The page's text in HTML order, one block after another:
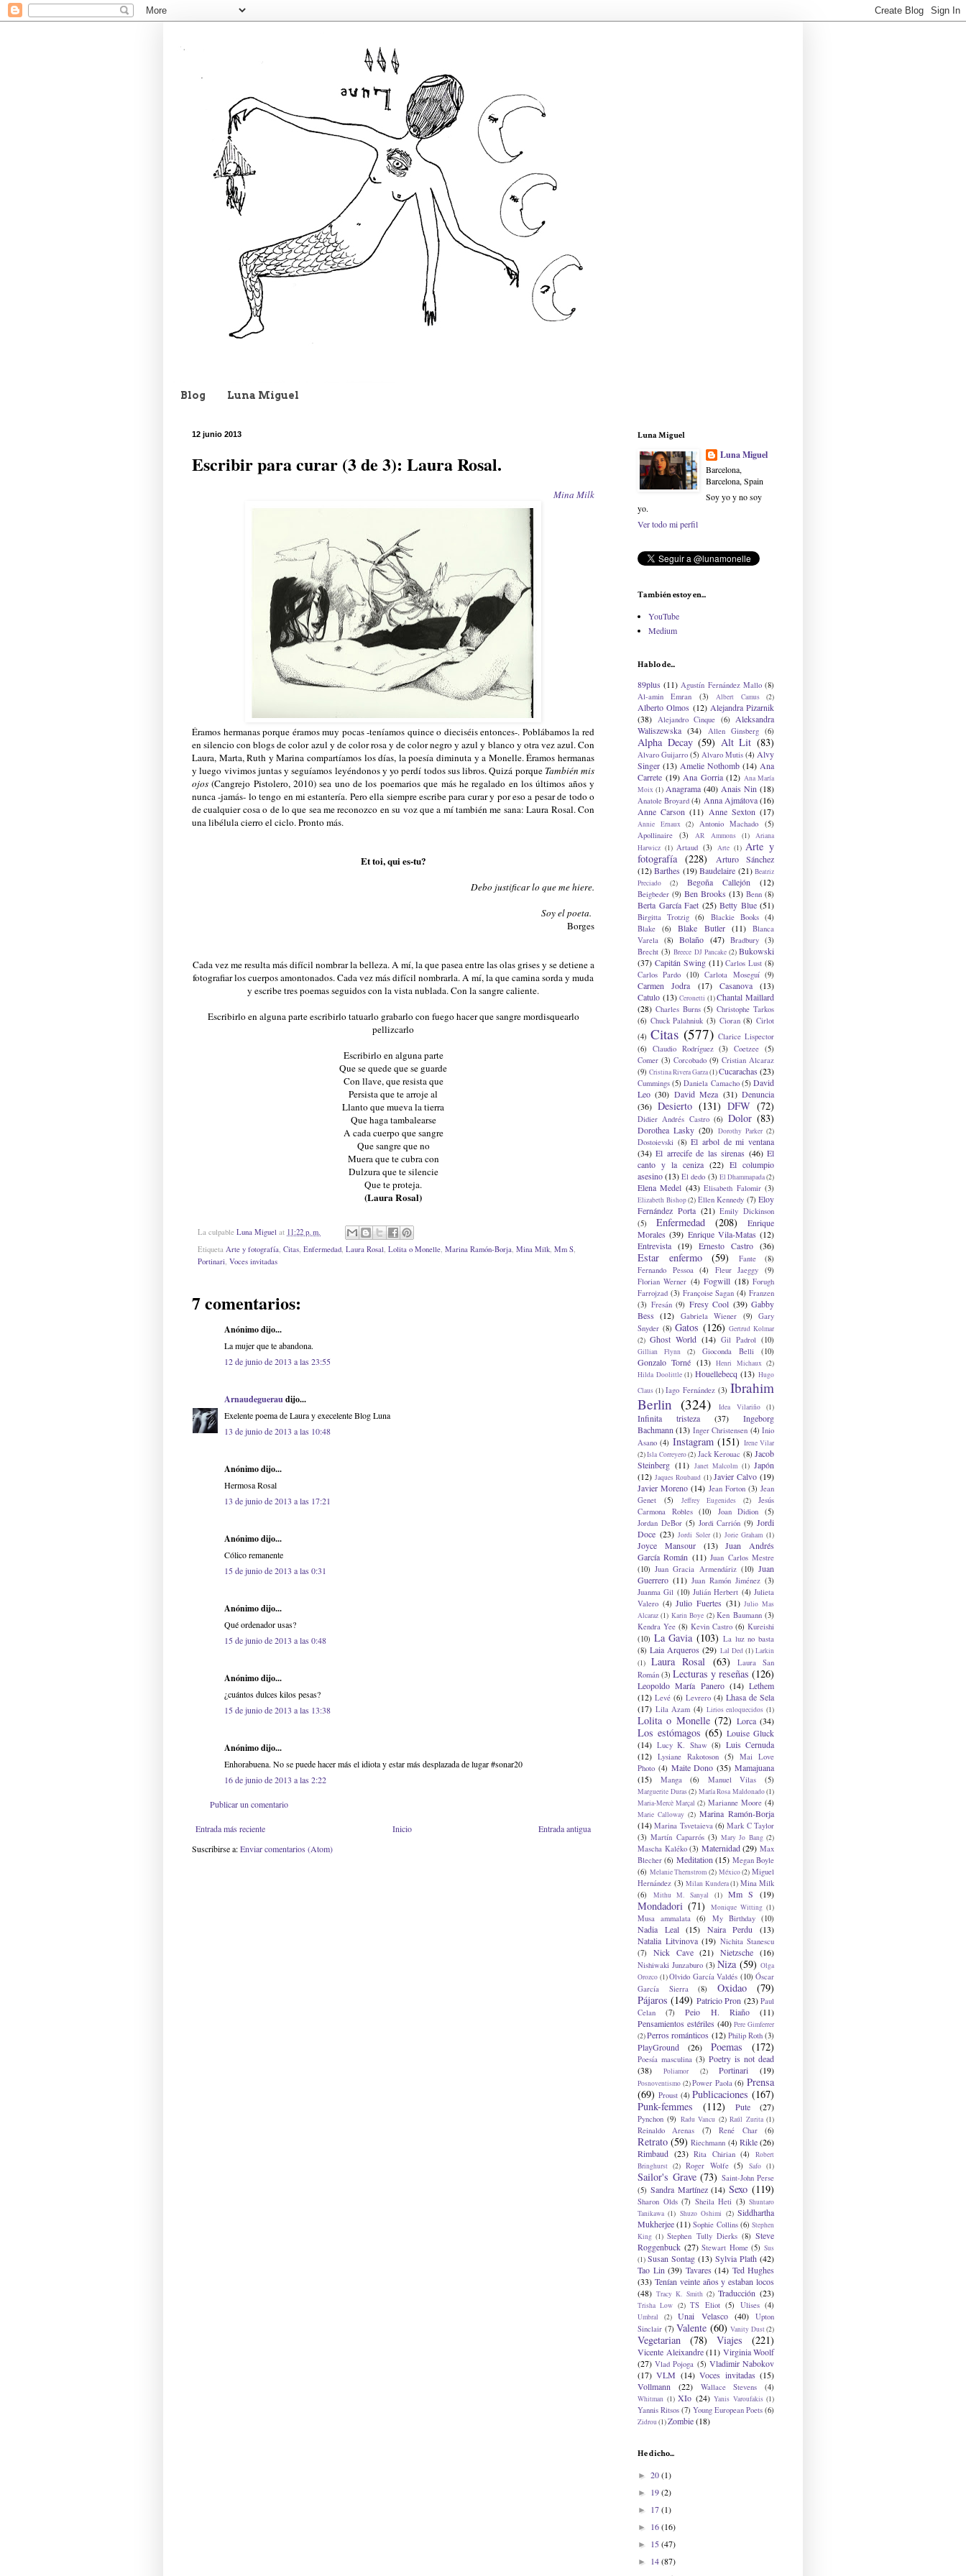
Blog Luna Miguel
12 junio 2013
Escribir para curar (3 de 3): Laura Rosal.
Mina Milk
Éramos hermanas porque éramos muy pocas -teníamos quince o dieciséis entonces-. Poblábamos la red
en silencio con blogs de color azul y de color rosa y de color negro y azul y blanco y otra vez azul. Con
Laura, Marta, Ruth y Marina compartíamos los días, la poesía diminuta y a Monelle. Éramos hermanas
y luego vivimos juntas y seguíamos leyéndonos y yo perdí todos sus libros. Quizá porque También mis
ojos (Cangrejo Pistolero, 2010) sea uno de los poemarios que más he regalado en los últimos años y
nunca -jamás- lo tengo en mi estantería. Pero ella siempre escribe para curar y por eso a pesar de todo o
de cualquier cosa o de lo que sea me reconozco en su voz que a mí también me sana: Laura Rosal. Con
una libélula cierro el ciclo. Pronto más.
Et toi, qui es-tu?
Debo justificar lo que me hiere.
Soy el poeta.
Borges
Cada vez me resulta más difícil nombrar la belleza. A mí, la que pasea entre las olas grises y se detiene a
fotografiar los cuerpos amontonados. Cada vez más difícil nombrarla. A mí, la que camina sorda y muda
y escribe tres poemas seguidos con la vista nublada. Con la sangre caliente.
Escribirlo en alguna parte escribirlo tatuarlo grabarlo con fuego hacer que sangre mordisquearlo
pellizcarlo
Escribirlo en alguna parte
Que se quede que se guarde
Con llave, que resista que
Persista que te arroje al
Llanto que mueva la tierra
Que haga tambalearse
A cada cuerpo que sangre
Que sangre que no
Muera que te cubra con
Dulzura que te silencie
Que te proteja.
(Laura Rosal)
La culpable Luna Miguel at 11:22 p. m.
Etiqueta Arte y fotografía, Citas, Enfermedad, Laura Rosal, Lolita o Monelle, Marina Ramón-Borja, Mina Milk, Mm S,
Portinari, Voces invitadas
7 comentarios:
Anónimo dijo...
La mujer que te abandona.
12 de junio de 2013 a las 23:55
Arnaudegueraudijo...
Exelente poema de Laura y execelente Blog Luna
13 de junio de 2013 a las 10:48
Anónimo dijo...
Hermosa Rosal
13 de junio de 2013 a las 17:21
Anónimo dijo...
Cólico remanente
15 de junio de 2013 a las 0:31
Anónimo dijo...
Qué ordenador usas?
15 de junio de 2013 a las 0:48
Anónimo dijo...
¿cuántos dulces kilos pesas?
15 de junio de 2013 a las 13:38
Anónimo dijo...
Enhorabuena. No se puede hacer más el idiota y estar más desplazada de lugar #sonar20
16 de junio de 2013 a las 2:22
Publicar un comentario
Entrada más reciente Entrada antigua
Inicio
Suscribirse a:Enviar comentarios (Atom)
Luna Miguel
Luna Miguel
Barcelona,
Barcelona, Spain
Soy yo y no soy
yo.
Ver todo mi perfil
También estoy en...
YouTube
Medium
Hablo de...
89plus (11) Agustín Fernández Mallo (8)
Al-amin Emran
(3) Albert Camus (2)
Alberto Olmos (12) Alejandra Pizarnik
(38)
Alejandro Cinque (6)
Aleksandra
Waliszewska (34) Allen Ginsberg (6)
Alpha Decay (59) Alt Lit (83)
Alvaro Guijarro (5) Alvaro Mutis (4) Alvy
Singer (13) Amelie Nothomb (14) Ana
Carrete (19) Ana Gorria (12) Ana María
Moix (1) Anagrama (40) Anais Nin (18)
Anatole Broyard (4) Anna Ajmátova (16)
Anne Carson (11) Anne Sexton (17)
Annie Ernaux (2) Antonio Machado
(5)
Apollinaire
(3) AR Ammons (1)
Ariana
Harwicz (1) Artaud (3) Arte (1) Arte y
fotografía (228)
Arturo Sánchez
(12) Barthes (19) Baudelaire (21) Beatriz
Preciado
(2) Begoña Callejón (12)
Beigbeder (9) Ben Brooks (13) Benn (8)
Berta García Faet (25) Betty Blue (51)
Birgitta Trotzig (6) Blackie Books (4)
Blake
(6) Blake Butler (11)
Blanca
Varela
(8) Bolaño (47) Bradbury (3)
Brecht (3) Breece DJ Pancake (2) Bukowski
(37) Capitán Swing (11) Carlos Lust (8)
Carlos Pardo (10) Carlota Moseguí (9)
Carmen Jodra (17) Casanova
(13)
Catulo (13) Ceronetti (1) Chantal Maillard
(28) Charles Burns (5) Christophe Tarkos
(6) Chuck Palahniuk (3) Cioran (8) Cirlot
(4) Citas (577) Clarice Lispector
(6)
Claudio Rodríguez (3) Coetzee (5)
Comer (3) Corcobado (9) Cristian Alcaraz
(9) Cristina Rivera Garza(1)Cucarachas (23)
Cummings (5) Daniela Camacho (5) David
Leo (30) David Meza (31) Denuncia
(36) Desierto (131) DFW (72)
Didier Andrés Castro (6) Dolor (83)
Dorothea Lasky (20) Dorothy Parker (2)
Dostoievski (8) El arbol de mi ventana
(34) El arrecife de las sirenas (46) El
canto y la ceniza (22) El columpio
asesino(13) El dedo (3) El Dhammapada(2)
Elena Medel (43) Elisabeth Falomir (3)
Elizabeth Bishop(2) Ellen Kennedy (7) Eloy
Fernández Porta (21) Emily Dickinson
(5)
Enfermedad (208)
Enrique
Morales (39) Enrique Vila-Matas (12)
Entrevista (19) Ernesto Castro (36)
Estar enfermo (59) Fante
(8)
Fernando Pessoa
(4) Fleur Jaeggy
(9)
Florian Werner (4) Fogwill (18) Forugh
Farrojzad (3) Françoise Sagan (4) Franzen
(3) Fresán (9) Fresy Cool (39) Gabby
Bess (12) Gabriela Wiener (9)
Gary
Snyder (8) Gatos (126) Gertrud Kolmar
(2) Ghost World (14) Gil Padrol (10)
Gillian Flynn (2) Gioconda Belli (10)
Gonzalo Torné (13) Henri Michaux (2)
Hilda Doolittle (1) Houellebecq (13) Hugo
Claus (1) Iago Fernández (3) Ibrahim
Berlin (324) Idea Vilariño (1)
Infinita tristeza (37)
Ingeborg
Bachmann (13) Inger Christensen (4) Inio
Asano (4) Instagram (151) Irene Vilar
(2)Isla Correyero(2) Jack Kerouac (8) Jacob
Steinberg (11) Janet Malcolm (1) Japón
(12) Jaques Roubaud (1) Javier Calvo (19)
Javier Moreno (14) Jean Forton (3) Jean
Genet
(5) Jeffrey Eugenides (2)
Jesús
Carmona Robles
(10) Joan Didion
(5)
Jordan DeBor (5) Jordi Carrión (9) Jordi
Doce (23) Jordi Soler (1) Jorie Graham (1)
Joyce Mansour (13)
Juan Andrés
García Román (11) Juan Carlos Mestre
(10) Juan Gracia Armendáriz (10) Juan
Guerrero (11) Juan Ramón Jiménez (3)
Juanma Gil (10) Julián Herbert (4) Julieta
Valero (4) Julio Fuertes (31) Julio Mas
Alcaraz (1) Karin Boye (2) Ken Baumann (3)
Kendra Yee (8) Kevin Castro (6) Kureishi
(10) La Gavia (103) La luz no basta
(8) Laia Arqueros (29) Lal Ded (1) Larkin
(1)
Laura Rosal (63)
Laura San
Román (3) Lecturas y reseñas (126)
Leopoldo María Panero (14) Lethem
(12) Levé (6) Levrero (4) Lhasa de Sela
(17) Lila Azam (4) Lirios enloquecidos (1)
Lolita o Monelle (72) Lorca (34)
Los estómagos (65) Louise Gluck
(14) Lucy K. Shaw (8) Luis Cernuda
(12) Lysiane Rakotoson (5)
Mai Love
Photo (4) Maite Dono (35) Mamajuana
(15)
Manga (6) Manuel Vilas (5)
Marguerite Duras(2) María Rosa Maldonado(1)
Maria-Mercè Marçal (2) Marianne Moore (4)
Marie Calloway (2) Marina Ramón-Borja
(14) Marina Tsvetaieva (6) Mark C Taylor
(3) Martín Caparrós (3) Mary Jo Bang (2)
Mascha Kaléko (3) Maternidad (29) Max
Blecher (6) Meditation (15) Megan Boyle
(6) Melanie Thernstrom (2) México (2) Miguel
Hernández (3) Milan Kundera(1) Mina Milk
(6)
Mithu M. Sanyal (1) Mm S (19)
Mondadori (71) Monique Witting (1)
Musa ammalata (6) My Birthday (10)
Nadia Leal (15) Naira Perdu
(13)
Natalia Litvinova (19) Nichita Stanescu
(7)
Nick Cave (21) Nietzsche (16)
Nishiwaki Junzaburo (3) Niza (59) Olga
Orozco (1)Olvido García Valdés (10) Óscar
García Sierra
(8) Oxidao
(79)
Pájaros (149) Patricio Pron (23) Paul
Celan
(7) Peio H. Riaño
(11)
Pensamientos estériles (40) Pere Gimferrer
(2)Perros románticos (12) Philip Roth (3)
PlayGround (26) Poemas (172)
Poesía masculina (3) Poetry is not dead
(38)
Poliamor (2) Portinari (19)
Posnoventismo (2) Power Paola (6) Prensa
(69) Proust (4) Publicaciones (167)
Punk-femmes
(112) Pute (27)
Pynchon (9) Radu Vancu (2) Raúl Zurita (1)
Reinaldo Arenas (7) René Char (6)
Retrato (59) Riechmann (4) Rikle (26)
Rimbaud (23) Rita Chirian (4)
Robert
Bringhurst (2) Roger Wolfe (5) Safo (1)
Sailor's Grave (73) Saint-John Perse
(5) Sandra Martínez (14) Sexo (119)
Sharon Olds (7) Sheila Heti (3) Shuntaro
Tanikawa (1) Shuzo Oshimi (2) Siddhartha
Mukherjee (11) Sophie Collins (6) Stephen
King (1) Stephen Tully Dierks (8) Steve
Roggenbuck (27) Stewart Home (5) Sus
(1) Susan Sontag (13) Sylvia Plath (42)
Tao Lin (39) Tavares (14) Ted Hughes
(33) Tenían veinte años y estaban locos
(48) Tracy K. Smith (2) Traducción (23)
Trisha Low (2) TS Eliot (5) Ulises (4)
Umbral (2) Unai Velasco (40)
Upton
Sinclair (7) Valente (60) Vanity Dust(2)
Vegetarian (78) Viajes (221)
Vicente Aleixandre (11) Virginia Woolf
(27) Vlad Pojoga (5) Vladimir Nabokov
(17) VLM (14) Voces invitadas (15)
Vollmann
(22) Wallace Stevens (4)
Whitman (1) XIo (24) Yanis Varoufakis (1)
Yannis Ritsos (7) Young European Poets (6)
Zidrou(1)Zombie(18)
He dicho...
► 20(1)
► 19(2)
► 17(1)
► 16(16)
► 15(47)
► 14(87)